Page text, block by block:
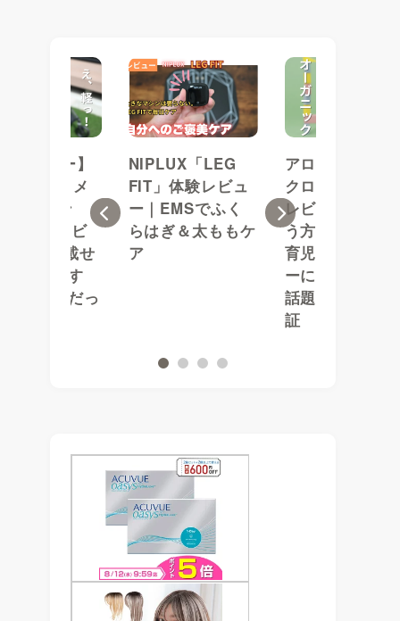
Previous
レビュー】
ックス メ
カーボン
の正直レビ
米6kg載せ
これ軽す
決め手だっ
NIPLUX「LEG
FIT」体験レビュ
ー｜EMSでふく
らはぎ＆太ももケ
ア
アロベビー ミ
クローション
レビュー｜安
う方法は？初
育児×敏感肌ベ
ーに！インス
話題の保湿力
証
Next